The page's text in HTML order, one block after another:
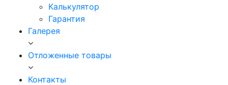
Калькулятор
Гарантия
Галерея
Отложенные товары
Контакты